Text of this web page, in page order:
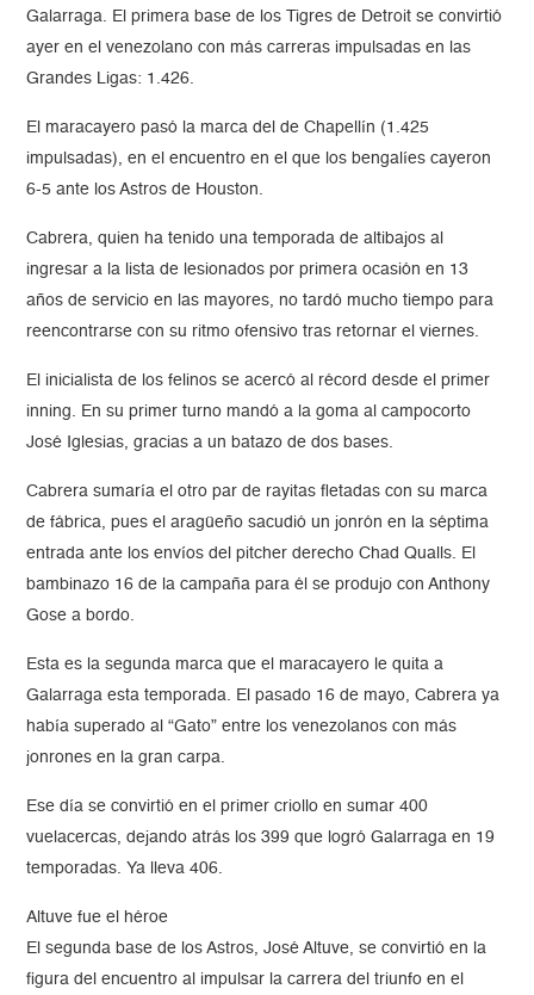
Galarraga. El primera base de los Tigres de Detroit se convirtió
ayer en el venezolano con más carreras impulsadas en las
Grandes Ligas: 1.426.
El maracayero pasó la marca del de Chapellín (1.425
impulsadas), en el encuentro en el que los bengalíes cayeron
6-5 ante los Astros de Houston.
Cabrera, quien ha tenido una temporada de altibajos al
ingresar a la lista de lesionados por primera ocasión en 13
años de servicio en las mayores, no tardó mucho tiempo para
reencontrarse con su ritmo ofensivo tras retornar el viernes.
El inicialista de los felinos se acercó al récord desde el primer
inning. En su primer turno mandó a la goma al campocorto
José Iglesias, gracias a un batazo de dos bases.
Cabrera sumaría el otro par de rayitas fletadas con su marca
de fábrica, pues el aragüeño sacudió un jonrón en la séptima
entrada ante los envíos del pitcher derecho Chad Qualls. El
bambinazo 16 de la campaña para él se produjo con Anthony
Gose a bordo.
Esta es la segunda marca que el maracayero le quita a
Galarraga esta temporada. El pasado 16 de mayo, Cabrera ya
había superado al “Gato” entre los venezolanos con más
jonrones en la gran carpa.
Ese día se convirtió en el primer criollo en sumar 400
vuelacercas, dejando atrás los 399 que logró Galarraga en 19
temporadas. Ya lleva 406.
Altuve fue el héroe
El segunda base de los Astros, José Altuve, se convirtió en la
figura del encuentro al impulsar la carrera del triunfo en el